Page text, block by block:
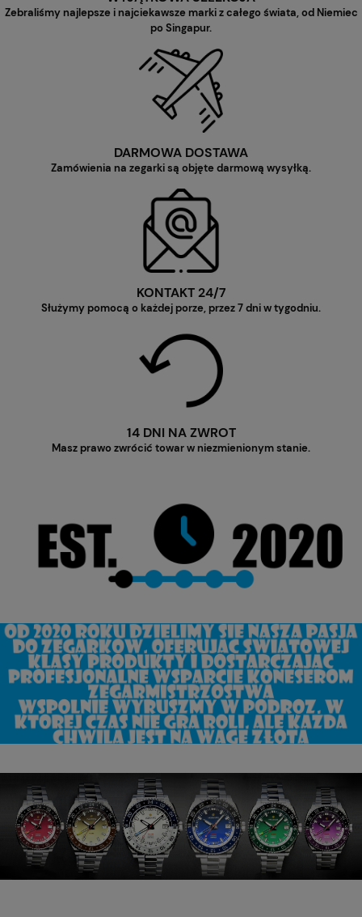
Zebraliśmy najlepsze i najciekawsze marki z całego świata, od Niemiec
po Singapur.
DARMOWA DOSTAWA
Zamówienia na zegarki są objęte darmową wysyłką.
KONTAKT 24/7
Służymy pomocą o każdej porze, przez 7 dni w tygodniu.
14 DNI NA ZWROT
Masz prawo zwrócić towar w niezmienionym stanie.